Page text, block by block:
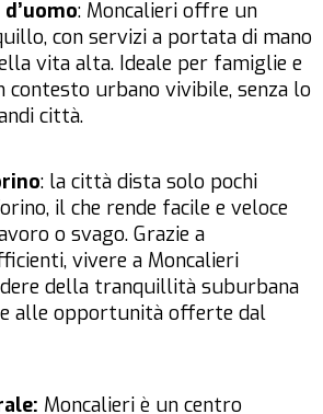
: Moncalieri offre un
con servizi a portata di mano
vita alta. Ideale per famiglie e
contesto urbano vivibile, senza lo
città.
: la città dista solo pochi
il che rende facile e veloce
o svago. Grazie a
vivere a Moncalieri
della tranquillità suburbana
alle opportunità offerte dal
Moncalieri è un centro